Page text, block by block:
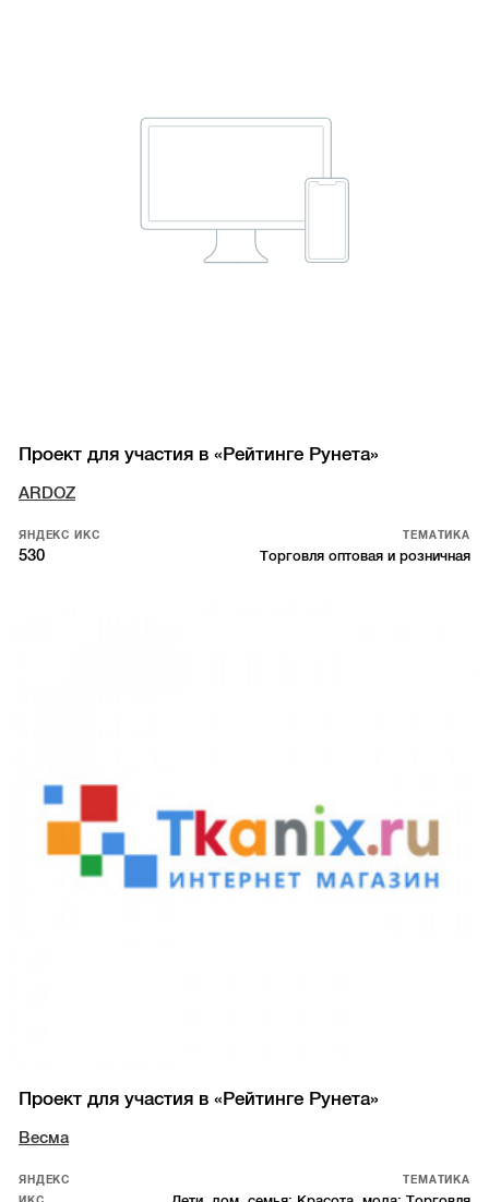
Проект для участия в «Рейтинге Рунета»
ARDOZ
ЯНДЕКС ИКС
530
ТЕМАТИКА
Торговля оптовая и розничная
Проект для участия в «Рейтинге Рунета»
Весма
ЯНДЕКС
ТЕМАТИКА